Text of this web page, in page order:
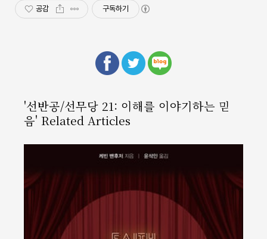
공감 구독하기
'선반공/선무당 21: 이해를 이야기하는 믿
음' Related Articles